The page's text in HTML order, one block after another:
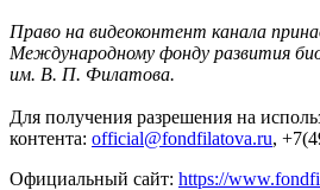
Право на видеоконтент канала
Международному фонду развития
им. В. П. Филатова.
Для получения разрешения на
контента: official@fondfilatova.ru,
Официальный сайт: https://